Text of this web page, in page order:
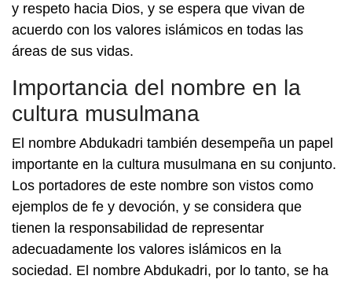
y respeto hacia Dios, y se espera que vivan de
acuerdo con los valores islámicos en todas las
áreas de sus vidas.
Importancia del nombre en la
cultura musulmana
El nombre Abdukadri también desempeña un papel
importante en la cultura musulmana en su conjunto.
Los portadores de este nombre son vistos como
ejemplos de fe y devoción, y se considera que
tienen la responsabilidad de representar
adecuadamente los valores islámicos en la
sociedad. El nombre Abdukadri, por lo tanto, se ha